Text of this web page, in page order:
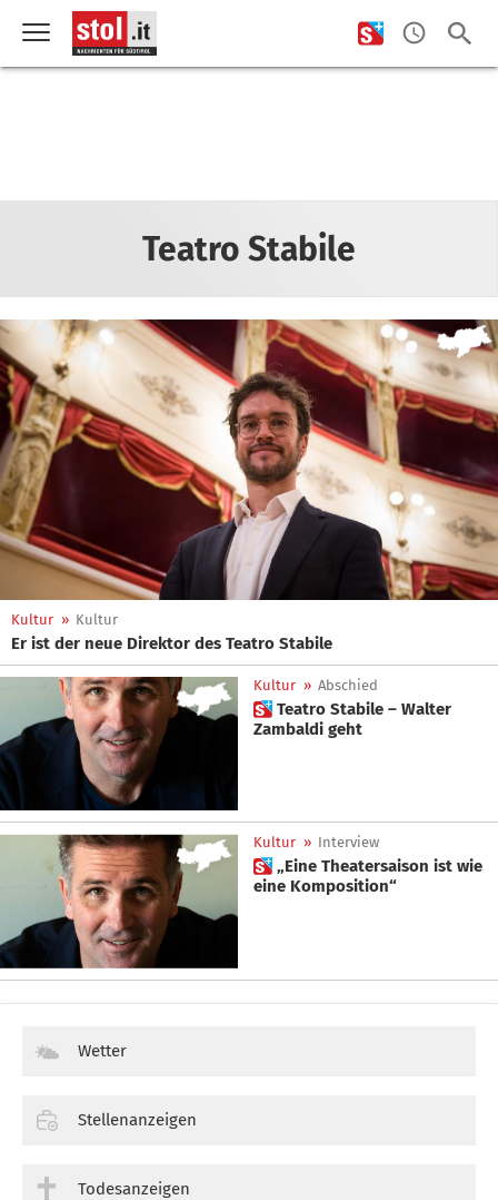
Teatro Stabile
Kultur » Kultur
Er ist der neue Direktor des Teatro Stabile
Kultur » Abschied
 Teatro Stabile – Walter
Zambaldi geht
Kultur » Interview
 „Eine Theatersaison ist wie
eine Komposition“
Wetter
Stellenanzeigen
Todesanzeigen